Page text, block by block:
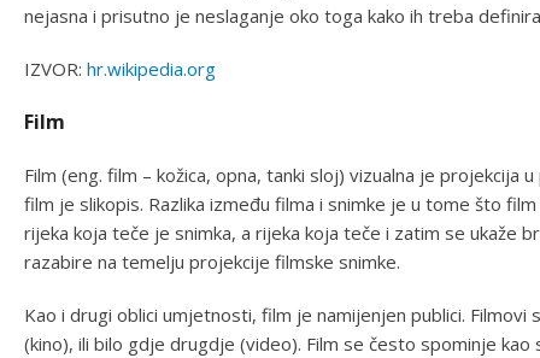
nejasna i prisutno je neslaganje oko toga kako ih treba
IZVOR: hr.wikipedia.org
Film
Film (eng. film – kožica, opna, tanki sloj) vizualna je projekcija
film je slikopis. Razlika između filma i snimke je u tome što
rijeka koja teče je snimka, a rijeka koja teče i zatim se ukaže
razabire na temelju projekcije filmske snimke.
Kao i drugi oblici umjetnosti, film je namijenjen publici.
(kino), ili bilo gdje drugdje (video). Film se često spominje